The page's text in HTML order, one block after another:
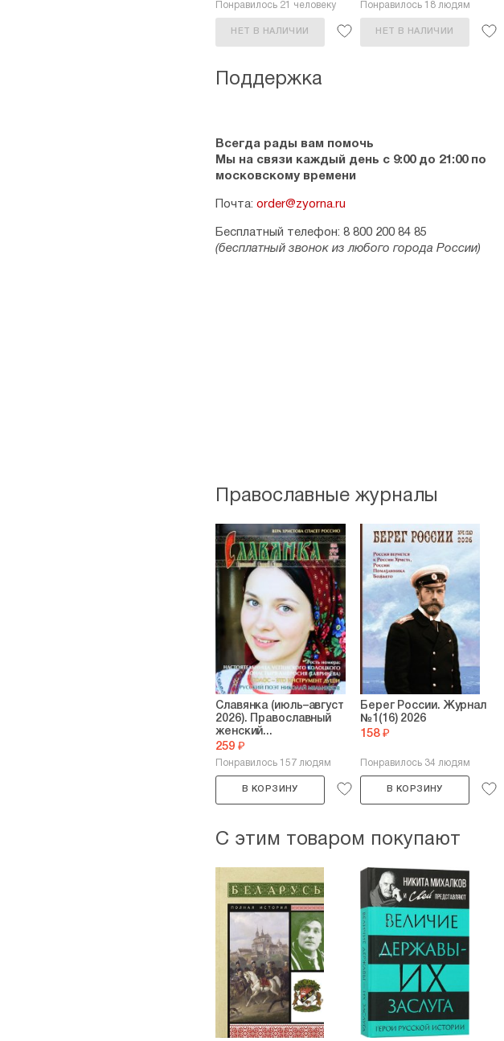
Понравилось 21 человеку
НЕТ В НАЛИЧИИ
Понравилось 18 людям
НЕТ В НАЛИЧИИ
Поддержка
Всегда рады вам помочь
Мы на связи каждый день с 9:00 до 21:00 по
московскому времени
Почта: order@zyorna.ru
Бесплатный телефон: 8 800 200 84 85
(бесплатный звонок из любого города России)
Православные журналы
Славянка (июль–август
2026). Православный
женский...
259 ₽
Понравилось 157 людям
В КОРЗИНУ
Берег России. Журнал
№1(16) 2026
158 ₽
Понравилось 34 людям
В КОРЗИНУ
С этим товаром покупают